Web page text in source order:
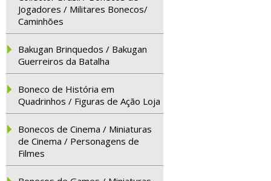
Jogadores / Militares Bonecos/
Caminhões
Bakugan Brinquedos / Bakugan
Guerreiros da Batalha
Boneco de História em
Quadrinhos / Figuras de Ação Loja
Bonecos de Cinema / Miniaturas
de Cinema / Personagens de
Filmes